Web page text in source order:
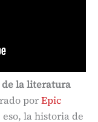
la literatura
porEpic
la historia de